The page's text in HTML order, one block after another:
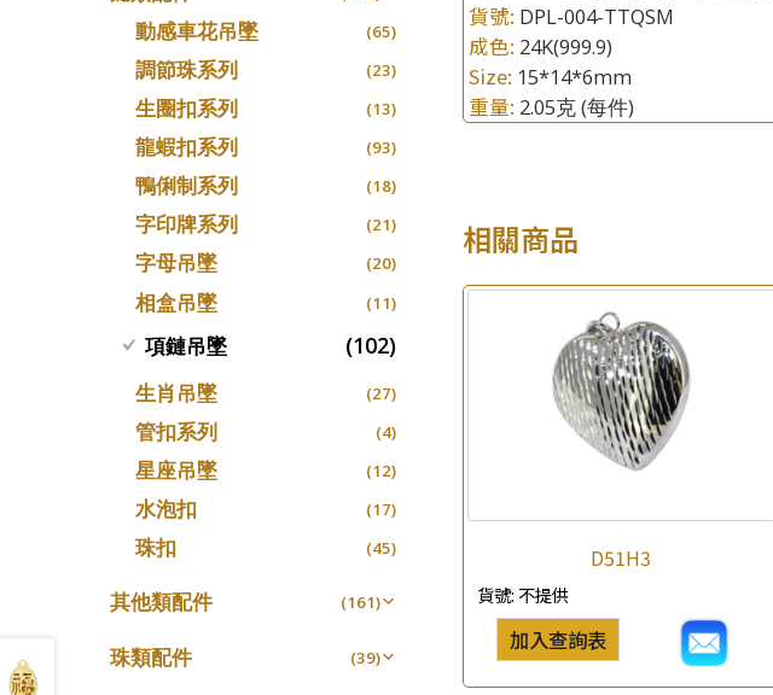
產品查詢
*你的名字
公司名稱
*e-mail
查詢以下產品
貨號: DPL-004-TTQSM
成色: 24K(999.9)
Size: 15*14*6mm
重量: 2.05克(每件)
相關商品
D51H3
貨號:不提供
加入查詢表
十字車花鏈系列
十字閃O鏈系列
十字錘打鏈系列
側身車花鏈系列
側身鏈系列
肖邦鏈系列
雙十字鏈系列
水波鏈系列
鏈尾系列
盒子鏈系列 (6)
嘴唇鏈系列 (3)
竹節鏈系列 (5)
S車花鏈系列 (1)
珍珠鏈系列 (3)
坦克鏈系列 (9)
刀片鏈系列
螺絲迫系列
梅花迫系列
平臺迫系列
綫拍系列
美拍系列
耳針系列
耳環扣系列
耳綫/耳鈎系列
耳環 (71)
動感車花吊墜 (65)
調節珠系列 (23)
生圈扣系列 (13)
龍蝦扣系列 (93)
鴨俐制系列 (18)
字印牌系列 (21)
字母吊墜 (20)
相盒吊墜 (11)
項鏈吊墜 (102)
生肖吊墜 (27)
管扣系列 (4)
星座吊墜 (12)
水泡扣 (17)
珠扣 (45)
其他類配件 (161)
珠盤系列
珠類配件 (39)